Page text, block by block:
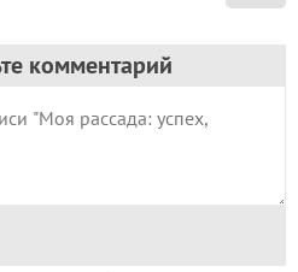
комментарий